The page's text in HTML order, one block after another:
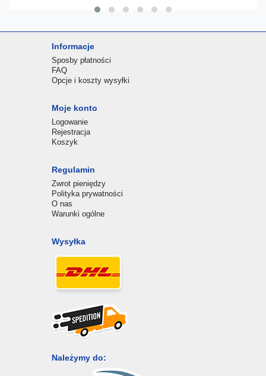
Informacje
Sposby płatności
FAQ
Opcje i koszty wysyłki
Moje konto
Logowanie
Rejestracja
Koszyk
Regulamin
Zwrot pieniędzy
Polityka prywatności
O nas
Warunki ogólne
Wysyłka
Należymy do: